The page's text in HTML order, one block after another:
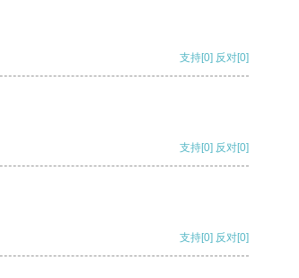
支持[0] 反对[0]
支持[0] 反对[0]
支持[0] 反对[0]